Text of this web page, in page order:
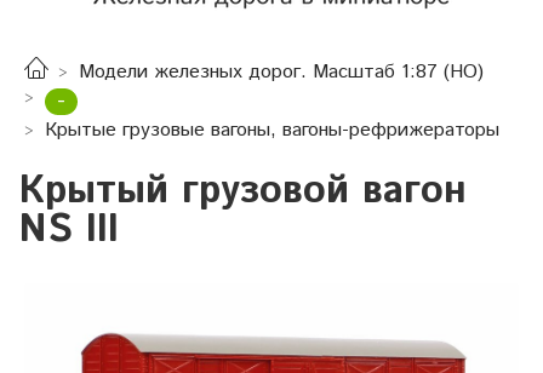
Модели железных дорог. Масштаб 1:87 (HO)
-
Крытые грузовые вагоны, вагоны-рефрижераторы
Крытый грузовой вагон
NS III